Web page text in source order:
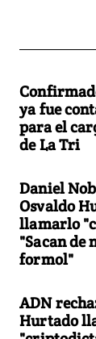
ya fue
para el
de La Tri
Daniel
Osvaldo
llamarlo
"Sacan de
formol"
ADN
Hurtado